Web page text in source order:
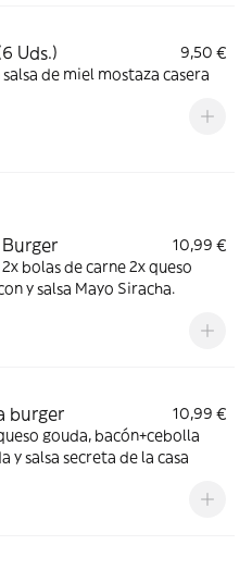
Uds.)
9,50 €
de miel mostaza casera
10,99 €
bolas de carne 2x queso
y salsa Mayo Siracha.
burger
10,99 €
gouda, bacón+cebolla
y salsa secreta de la casa